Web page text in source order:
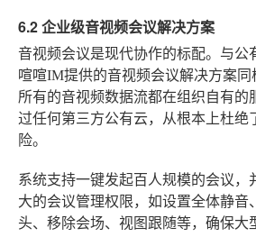
6.2 企业级音视频会议解决方案
音视频会议是现代协作的标配。与公
喧喧IM提供的音视频会议解决方案同
所有的音视频数据流都在组织自有的
过任何第三方公有云，从根本上杜绝
险。
系统支持一键发起百人规模的会议，
大的会议管理权限，如设置全体静音
头、移除会场、视图跟随等，确保大